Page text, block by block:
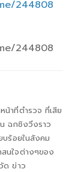
244808
244808
น้าที่ตำรวจ ที่เสีย
ฉกชิงวิ่งราว
บร้อยในสังคม
นใจต่างๆของ
ด ข่าว